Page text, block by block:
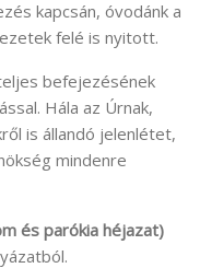
kapcsán, óvodánk a
felé is nyitott.
befejezésének
Hála az Úrnak,
is állandó jelenlétet,
mindenre
és parókia héjazat)